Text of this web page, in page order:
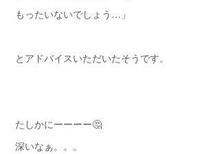
もったいないでしょう…」
とアドバイスいただいたそうです。
たしかにーーーー🤔
深いなぁ。。。